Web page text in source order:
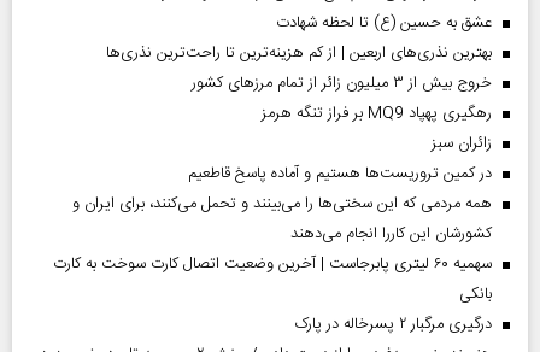
عشق به حسین (ع) تا لحظه شهادت
بهترین نذری‌های اربعین | از کم هزینه‌ترین تا راحت‌ترین نذری‌ها
خروج بیش از ۳ میلیون زائر از تمام مرز‌های کشور
رهگیری پهپاد MQ9 بر فراز تنگه هرمز
‌زائران سبز
در کمین تروریست‌ها هستیم و آماده پاسخ قاطعیم
همه مردمی که این سختی‌ها را می‌بینند و تحمل می‌کنند، برای ایران و
کشورشان این کاررا انجام می‌دهند
سهمیه ۶۰ لیتری پابرجاست | آخرین وضعیت اتصال کارت سوخت به کارت
بانکی
درگیری مرگبار ۲ پسرخاله در پارک